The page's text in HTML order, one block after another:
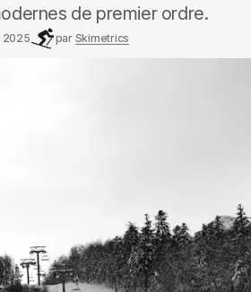
de premier ordre.
2025 par Skimetrics